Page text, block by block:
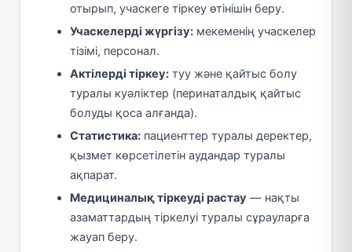
отырып, учаскеге тіркеу өтінішін беру.
Учаскелерді жүргізу: мекеменің учаскелер
тізімі, персонал.
Актілерді тіркеу: туу және қайтыс болу
туралы куәліктер (перинаталдық қайтыс
болуды қоса алғанда).
Статистика: пациенттер туралы деректер,
қызмет көрсетілетін аудандар туралы
ақпарат.
Медициналық тіркеуді растау — нақты
азаматтардың тіркелуі туралы сұрауларға
жауап беру.